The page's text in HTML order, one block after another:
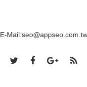
E-Mail:seo@appseo.com.tw